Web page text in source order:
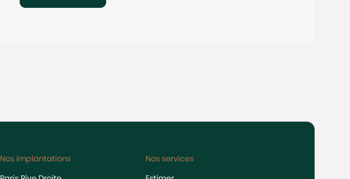
Nos implantations
Nos services